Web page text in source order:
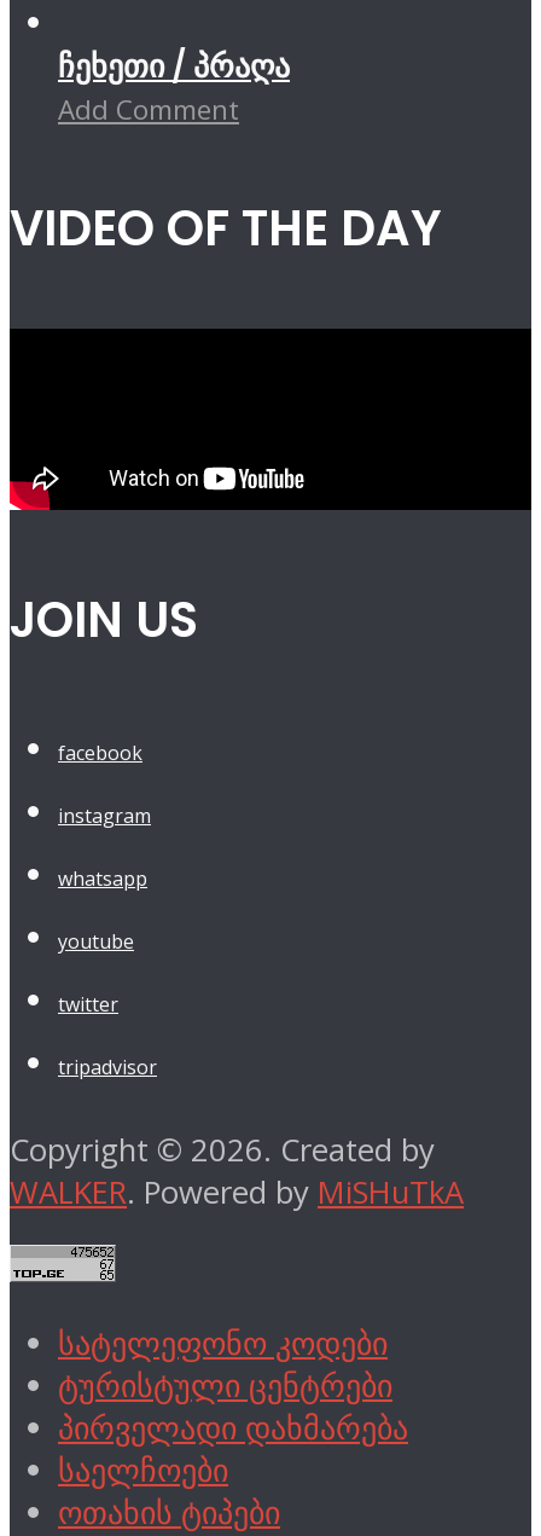
ჩეხეთი / პრაღა
Add Comment
VIDEO OF THE DAY
JOIN US
facebook
instagram
whatsapp
youtube
twitter
tripadvisor
Copyright © 2026. Created by
WALKER. Powered by MiSHuTkA
სატელეფონო კოდები
ტურისტული ცენტრები
პირველადი დახმარება
საელჩოები
ოთახის ტიპები